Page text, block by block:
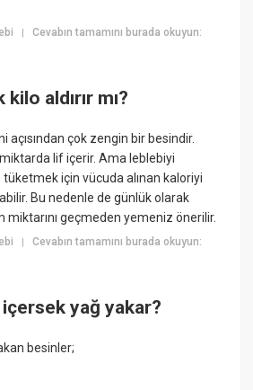
|Cevabın tamamını burada okuyun:
aldırır mı?
açısından çok zengin bir besindir.
lif içerir. Ama leblebiyi
için vücuda alınan kaloriyi
Bu nedenle de günlük olarak
geçmeden yemeniz önerilir.
|Cevabın tamamını burada okuyun:
içersek yağ yakar?
besinler;